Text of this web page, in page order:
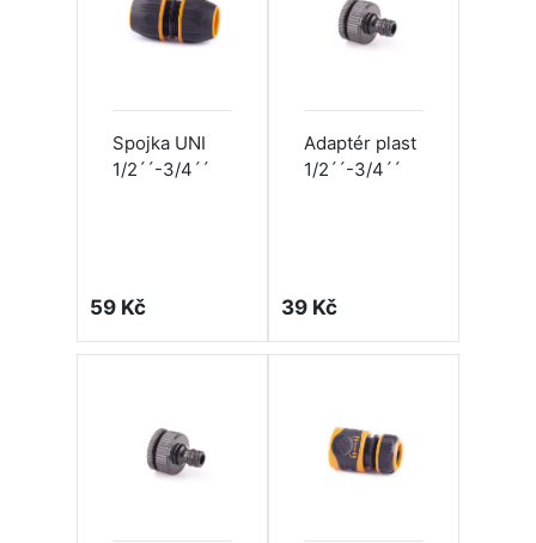
Spojka UNI
1/2´´-3/4´´
59 Kč
Adaptér plast
1/2´´-3/4´´
39 Kč